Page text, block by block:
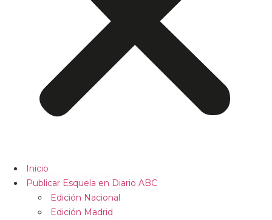
Inicio
Publicar Esquela en Diario ABC
Edición Nacional
Edición Madrid